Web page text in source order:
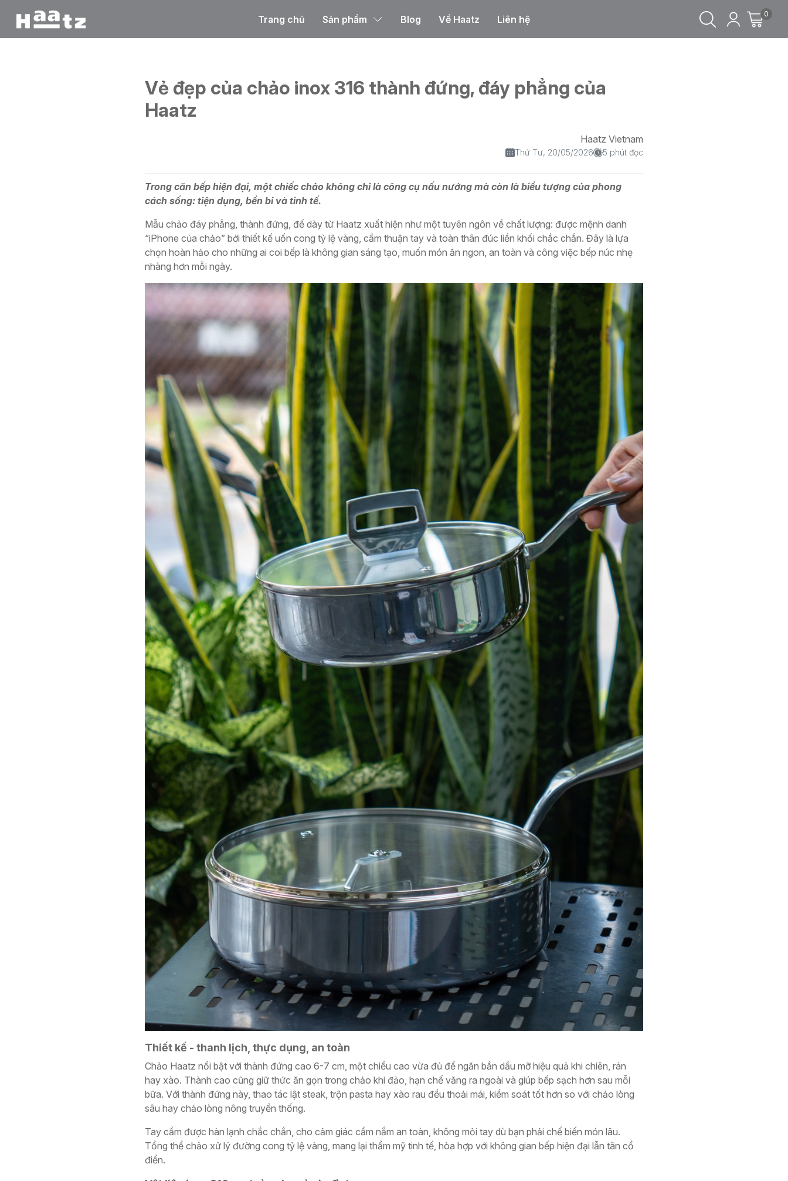
Trang chủ Sản phẩm Blog Về Haatz Liên hệ 0
Vẻ đẹp của chảo inox 316 thành đứng, đáy phẳng của
Haatz
Haatz Vietnam
Thứ Tư, 20/05/2026 5 phút đọc
Trong căn bếp hiện đại, một chiếc chảo không chỉ là công cụ nấu nướng mà còn là biểu tượng của phong
cách sống: tiện dụng, bền bỉ và tinh tế.
Mẫu chảo đáy phẳng, thành đứng, đế dày từ Haatz xuất hiện như một tuyên ngôn về chất lượng: được mệnh danh
“iPhone của chảo” bởi thiết kế uốn cong tỷ lệ vàng, cầm thuận tay và toàn thân đúc liền khối chắc chắn. Đây là lựa
chọn hoàn hảo cho những ai coi bếp là không gian sáng tạo, muốn món ăn ngon, an toàn và công việc bếp núc nhẹ
nhàng hơn mỗi ngày.
Thiết kế - thanh lịch, thực dụng, an toàn
Chảo Haatz nổi bật với thành đứng cao 6-7 cm, một chiều cao vừa đủ để ngăn bắn dầu mỡ hiệu quả khi chiên, rán
hay xào. Thành cao cũng giữ thức ăn gọn trong chảo khi đảo, hạn chế văng ra ngoài và giúp bếp sạch hơn sau mỗi
bữa. Với thành đứng này, thao tác lật steak, trộn pasta hay xào rau đều thoải mái, kiểm soát tốt hơn so với chảo lòng
sâu hay chảo lòng nông truyền thống.
Tay cầm được hàn lạnh chắc chắn, cho cảm giác cầm nắm an toàn, không mỏi tay dù bạn phải chế biến món lâu.
Tổng thể chảo xử lý đường cong tỷ lệ vàng, mang lại thẩm mỹ tinh tế, hòa hợp với không gian bếp hiện đại lẫn tân cổ
điển.